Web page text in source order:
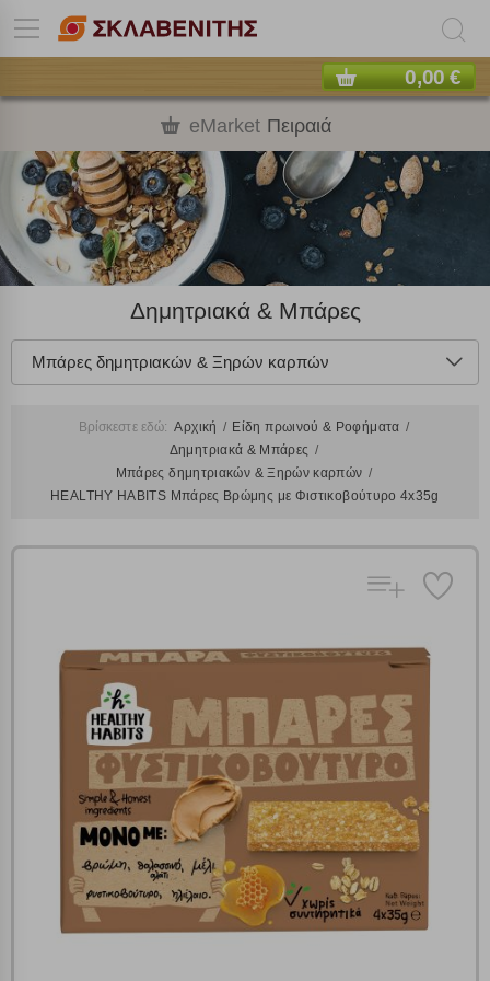
0,00 €
eMarket Πειραιά
Δημητριακά & Μπάρες
Μπάρες δημητριακών & Ξηρών καρπών
Βρίσκεστε εδώ: Αρχική
Είδη πρωινού & Ροφήματα
Δημητριακά & Μπάρες
Μπάρες δημητριακών & Ξηρών καρπών
HEALTHY HABITS Μπάρες Βρώμης με Φιστικοβούτυρο 4x35g